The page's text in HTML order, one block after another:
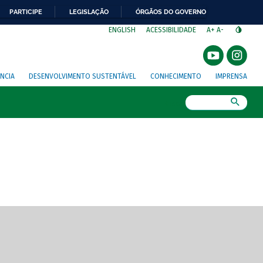
PARTICIPE LEGISLAÇÃO ÓRGÃOS DO GOVERNO
ENGLISH ACESSIBILIDADE A+ A-
DESENVOLVIMENTO SUSTENTÁVEL CONHECIMENTO IMPRENSA
de tela